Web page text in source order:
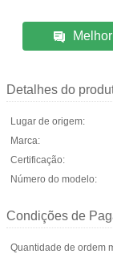
Detalhes do
Lugar de origem:
Marca:
Certificação:
Número do modelo:
Condições de
Quantidade de ordem